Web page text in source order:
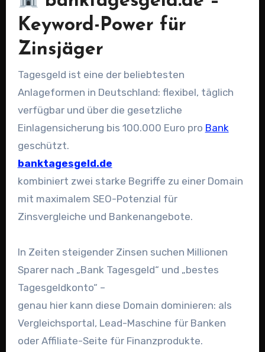
Keyword-Power für
Zinsjäger
Tagesgeld ist eine der beliebtesten
Anlageformen in Deutschland: flexibel, täglich
verfügbar und über die gesetzliche
Einlagensicherung bis 100.000 Euro pro Bank
geschützt.
banktagesgeld.de
kombiniert zwei starke Begriffe zu einer Domain
mit maximalem SEO-Potenzial für
Zinsvergleiche und Bankenangebote.
In Zeiten steigender Zinsen suchen Millionen
Sparer nach „Bank Tagesgeld“ und „bestes
Tagesgeldkonto“ –
genau hier kann diese Domain dominieren: als
Vergleichsportal, Lead-Maschine für Banken
oder Affiliate-Seite für Finanzprodukte.